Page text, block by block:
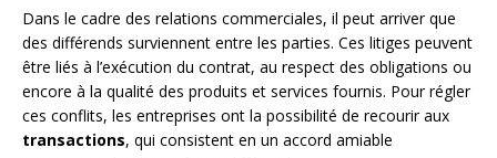
Dans le cadre des relations commerciales, il peut arriver que
des différends surviennent entre les parties. Ces litiges peuvent
être liés à l’exécution du contrat, au respect des obligations ou
encore à la qualité des produits et services fournis. Pour régler
ces conflits, les entreprises ont la possibilité de recourir aux
transactions, qui consistent en un accord amiable